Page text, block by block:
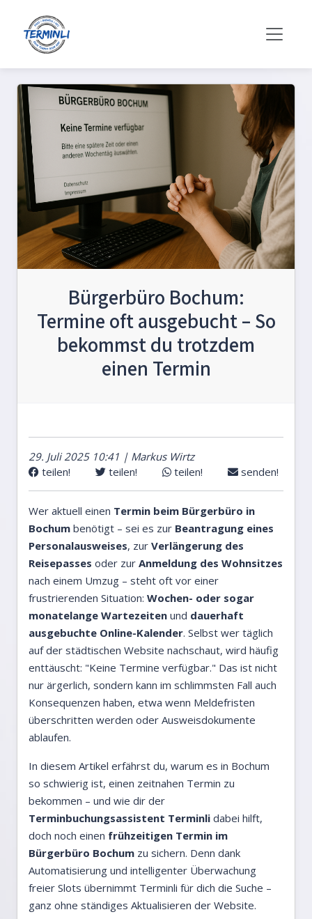
Bürgerbüro Bochum:
Termine oft ausgebucht – So
bekommst du trotzdem
einen Termin
29. Juli 2025 10:41 | Markus Wirtz
teilen!
teilen! teilen! senden!
Wer aktuell einen Termin beim Bürgerbüro in
Bochum benötigt – sei es zur Beantragung eines
Personalausweises, zur Verlängerung des
Reisepasses oder zur Anmeldung des Wohnsitzes
nach einem Umzug – steht oft vor einer
frustrierenden Situation: Wochen- oder sogar
monatelange Wartezeiten und dauerhaft
ausgebuchte Online-Kalender. Selbst wer täglich
auf der städtischen Website nachschaut, wird häufig
enttäuscht: "Keine Termine verfügbar." Das ist nicht
nur ärgerlich, sondern kann im schlimmsten Fall auch
Konsequenzen haben, etwa wenn Meldefristen
überschritten werden oder Ausweisdokumente
ablaufen.
In diesem Artikel erfährst du, warum es in Bochum
so schwierig ist, einen zeitnahen Termin zu
bekommen – und wie dir der
Terminbuchungsassistent Terminli dabei hilft,
doch noch einen frühzeitigen Termin im
Bürgerbüro Bochum zu sichern. Denn dank
Automatisierung und intelligenter Überwachung
freier Slots übernimmt Terminli für dich die Suche –
ganz ohne ständiges Aktualisieren der Website.